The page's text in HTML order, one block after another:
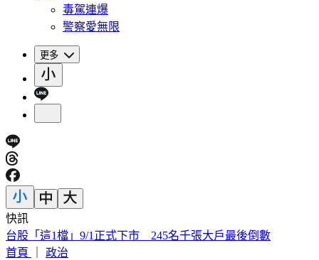
毒駕連爆
警察愛無限
更多
快訊
要助理颱風天「肉身護植栽」 愛莉莎莎挨轟無奈曝原因
首頁
政治